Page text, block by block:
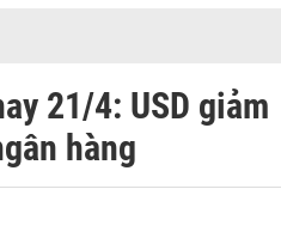
21/4: USD giảm
hàng